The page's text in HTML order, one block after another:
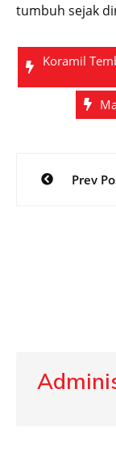
tumbuh sejak
Koramil
Post
Prev